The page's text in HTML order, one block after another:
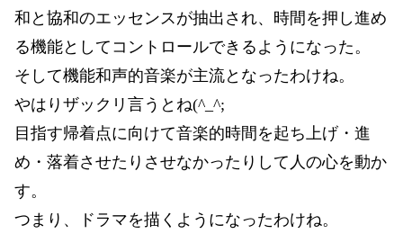
和と協和のエッセンスが抽出され、時間を押し進め
る機能としてコントロールできるようになった。
そして機能和声的音楽が主流となったわけね。
やはりザックリ言うとね(^_^;
目指す帰着点に向けて音楽的時間を起ち上げ・進
め・落着させたりさせなかったりして人の心を動か
す。
つまり、ドラマを描くようになったわけね。